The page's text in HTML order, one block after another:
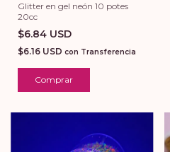
Glitter en gel neón 10 potes
20cc
$6.84 USD
$6.16 USD con Transferencia